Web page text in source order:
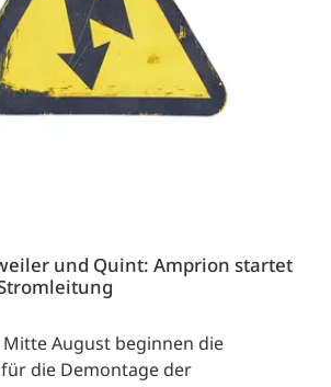
und Quint: Amprion startet
August beginnen die
die Demontage der